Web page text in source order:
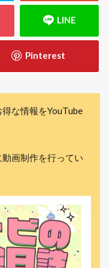
な情報をYouTube
画制作を行ってい